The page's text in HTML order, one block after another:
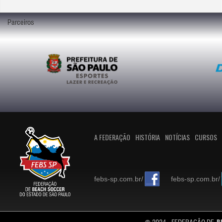
Parceiros
A FEDERAÇÃO HISTÓRIA NOTÍCIAS CURSOS
febs-sp.com.br/ febs-sp.com.br/